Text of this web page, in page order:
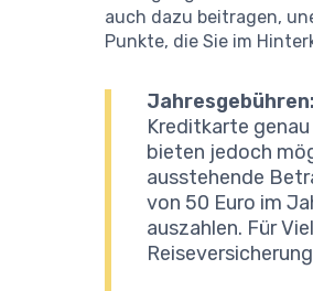
auch dazu beitragen,
Punkte, die Sie im
Jahresgebühren:
Kreditkarte
bieten jedoch
ausstehende
von 50 Euro im
auszahlen. Für